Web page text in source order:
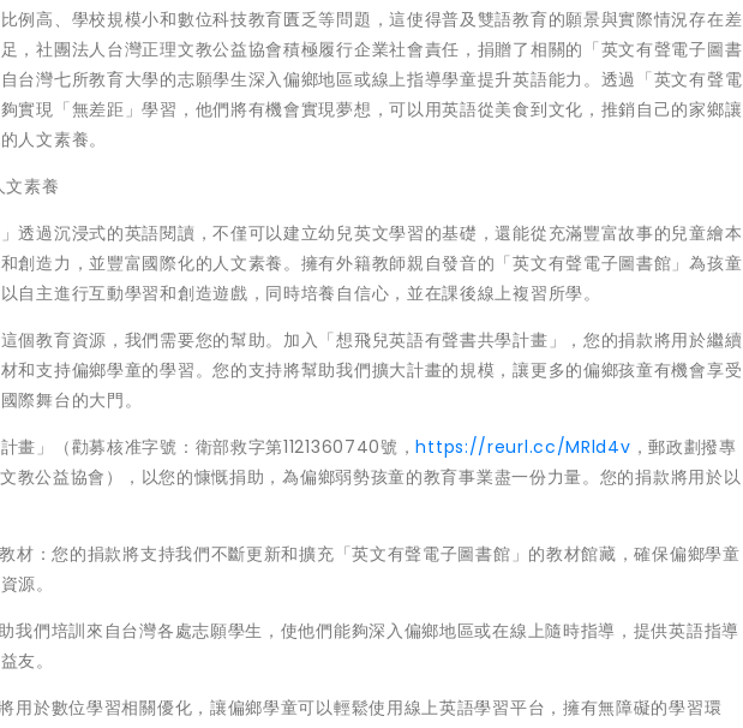
例高、學校規模小和數位科技教育匱乏等問題，這使得普及雙語教育的願景與實際情況存在差
，社團法人台灣正理文教公益協會積極履行企業社會責任，捐贈了相關的「英文有聲電子圖書
台灣七所教育大學的志願學生深入偏鄉地區或線上指導學童提升英語能力。透過「英文有聲電
實現「無差距」學習，他們將有機會實現夢想，可以用英語從美食到文化，推銷自己的家鄉讓
人文素養。
素養
透過沉浸式的英語閱讀，不僅可以建立幼兒英文學習的基礎，還能從充滿豐富故事的兒童繪本
創造力，並豐富國際化的人文素養。擁有外籍教師親自發音的「英文有聲電子圖書館」為孩童
自主進行互動學習和創造遊戲，同時培養自信心，並在課後線上複習所學。
個教育資源，我們需要您的幫助。加入「想飛兒英語有聲書共學計畫」，您的捐款將用於繼續
和支持偏鄉學童的學習。您的支持將幫助我們擴大計畫的規模，讓更多的偏鄉孩童有機會享受
際舞台的大門。
畫」（勸募核准字號：衛部救字第1121360740號，https://reurl.cc/MRld4v ，郵政劃撥專
教公益協會），以您的慷慨捐助，為偏鄉弱勢孩童的教育事業盡一份力量。您的捐款將用於以
材：您的捐款將支持我們不斷更新和擴充「英文有聲電子圖書館」的教材館藏，確保偏鄉學童
源。
我們培訓來自台灣各處志願學生，使他們能夠深入偏鄉地區或在線上隨時指導，提供英語指導
友。
用於數位學習相關優化，讓偏鄉學童可以輕鬆使用線上英語學習平台，擁有無障礙的學習環